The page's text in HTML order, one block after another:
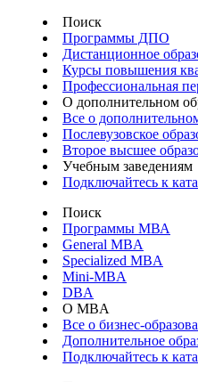
Поиск
Программы ДПО
Дистанционное
Курсы повышения
Профессиональная
О дополнительном
Все о
Послевузовское
Второе высшее
Учебным заведениям
Подключайтесь к
Поиск
Программы МВА
General MBA
Specialized MBA
Mini-MBA
DBA
О MBA
Все о бизнес-
Дополнительное
Подключайтесь к